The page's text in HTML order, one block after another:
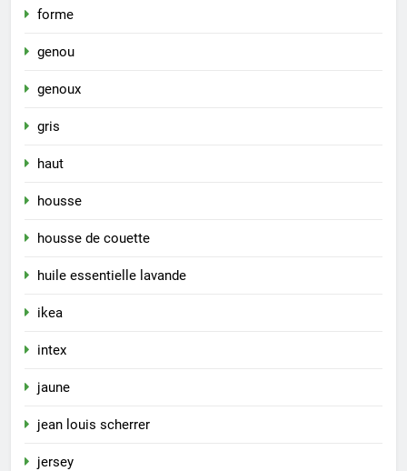
forme
genou
genoux
gris
haut
housse
housse de couette
huile essentielle lavande
ikea
intex
jaune
jean louis scherrer
jersey